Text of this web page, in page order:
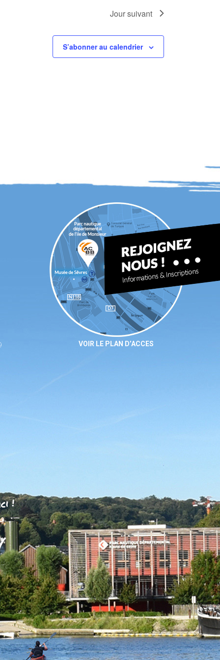
Jour suivant
S’abonner au calendrier
VOIR LE PLAN D’ACCES